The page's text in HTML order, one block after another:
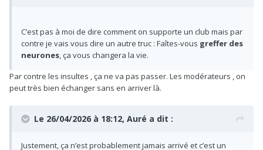
C’est pas à moi de dire comment on supporte un club mais par
contre je vais vous dire un autre truc : Faîtes-vous greffer des
neurones, ça vous changera la vie.
Par contre les insultes , ça ne va pas passer. Les modérateurs , on
peut très bien échanger sans en arriver là.
Le 26/04/2026 à 18:12, Auré a dit :
Justement, ça n’est probablement jamais arrivé et c’est un